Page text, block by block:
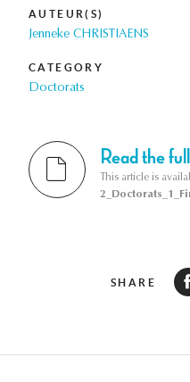
AUTEUR(S)
Jenneke CHRISTIAENS
CATEGORY
Doctorats
Read the
This article is
SHARE